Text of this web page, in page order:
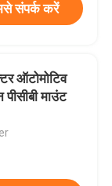
संपर्क करें
ऑटोमोटिव
माउंट